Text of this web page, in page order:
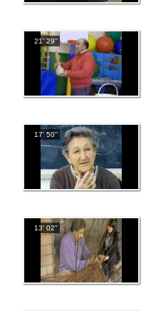
21' 29''
17' 50''
13' 02''